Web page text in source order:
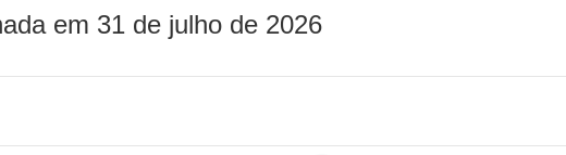
em 31 de julho de 2026